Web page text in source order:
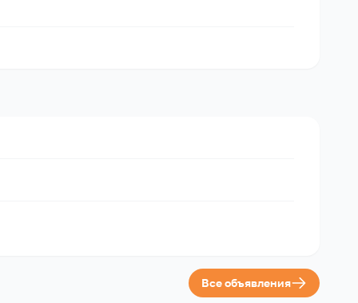
Все объявления